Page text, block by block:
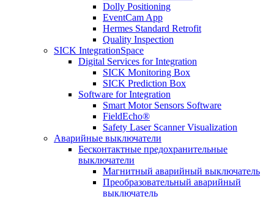
Dolly Positioning
EventCam App
Hermes Standard Retrofit
Quality Inspection
SICK IntegrationSpace
Digital Services for Integration
SICK Monitoring Box
SICK Prediction Box
Software for Integration
Smart Motor Sensors Software
FieldEcho®
Safety Laser Scanner Visualization
Аварийные выключатели
Бесконтактные предохранительные
выключатели
Магнитный аварийный выключатель
Преобразовательный аварийный
выключатель